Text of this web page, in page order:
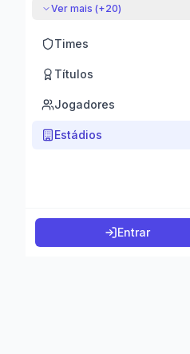
Ver mais (+20)
Times
Títulos
Jogadores
Estádios
Entrar